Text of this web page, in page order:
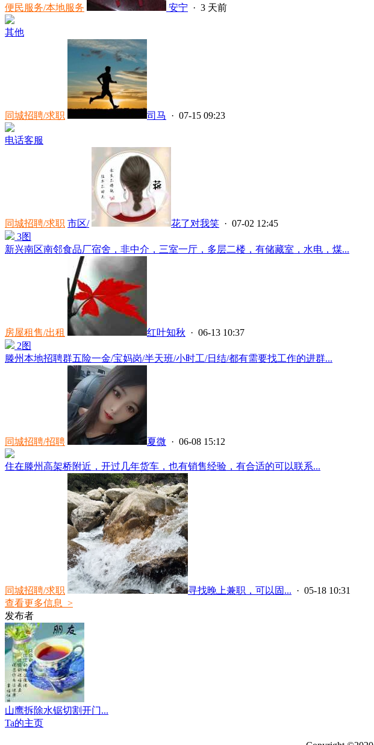
便民服务/本地服务 安宁 · 3 天前
其他
同城招聘/求职 司马 · 07-15 09:23
电话客服
同城招聘/求职 市区/ 花了对我笑 · 07-02 12:45
3图
新兴南区南邻食品厂宿舍，非中介，三室一厅，多层二楼，有储藏室，水电，煤...
房屋租售/出租 红叶知秋 · 06-13 10:37
2图
滕州本地招聘群五险一金/宝妈岗/半天班/小时工/日结/都有需要找工作的进群...
同城招聘/招聘 夏微 · 06-08 15:12
住在滕州高架桥附近，开过几年货车，也有销售经验，有合适的可以联系...
同城招聘/求职 寻找晚上兼职，可以固... · 05-18 10:31
查看更多信息 >
发布者
山鹰拆除水锯切割开门...
Ta的主页